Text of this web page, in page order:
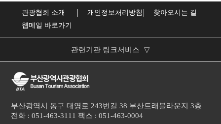
관광협회 소개 개인정보처리방침
찾아오시는 길
웹메일 바로가기
관련기관 링크서비스 ▽
한국관광협회중앙회
문화체육관광부
한국관광공사
부산광역시 동구 대영로 243번길 38 부산트래블라운지 3층
전화 : 051-463-3111 팩스 : 051-463-0004